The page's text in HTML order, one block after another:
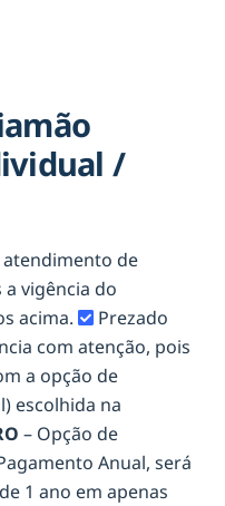
/
atendimento de
vigência do
acima.
Prezado
com atenção, pois
a opção de
escolhida na
– Opção de
Anual, será
1 ano em apenas